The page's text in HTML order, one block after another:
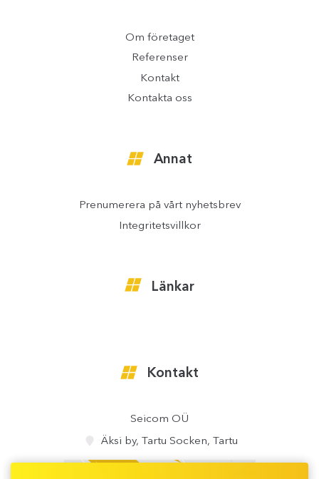
Om företaget
Referenser
Kontakt
Kontakta oss
Annat
Prenumerera på vårt nyhetsbrev
Integritetsvillkor
Länkar
Kontakt
Seicom OÜ
Äksi by, Tartu Socken, Tartu